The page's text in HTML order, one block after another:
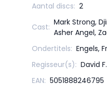
Aantal discs: 2
Cast:
Mark Strong,
Asher Angel,
Ondertitels: Engels,
Regisseur(s): David
EAN: 5051888246795